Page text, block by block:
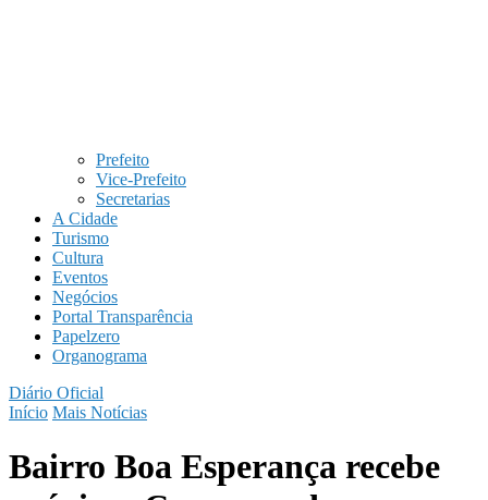
Prefeito
Vice-Prefeito
Secretarias
A Cidade
Turismo
Cultura
Eventos
Negócios
Portal Transparência
Papelzero
Organograma
Diário Oficial
Início Mais Notícias
Bairro Boa Esperança recebe